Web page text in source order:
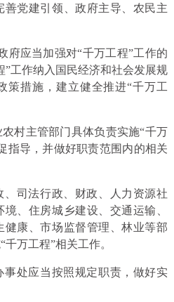
党建引领、政府主导、农民主
府应当加强对“千万工程”工作的
”工作纳入国民经济和社会发展规
策措施，建立健全推进“千万工
村主管部门具体负责实施“千万
指导，并做好职责范围内的相关
、司法行政、财政、人力资源社
、住房城乡建设、交通运输、
健康、市场监督管理、林业等部
万工程”相关工作。
事处应当按照规定职责，做好实